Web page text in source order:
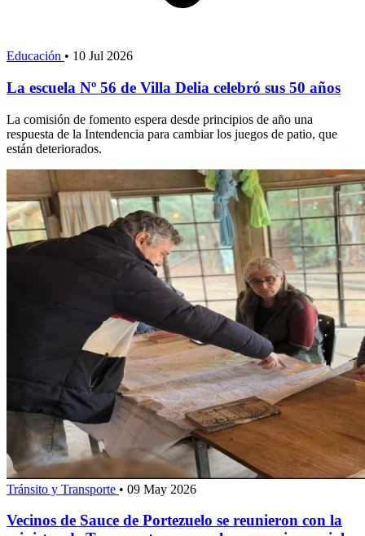
Educación • 10 Jul 2026
La escuela Nº 56 de Villa Delia celebró sus 50 años
La comisión de fomento espera desde principios de año una
respuesta de la Intendencia para cambiar los juegos de patio, que
están deteriorados.
Tránsito y Transporte • 09 May 2026
Vecinos de Sauce de Portezuelo se reunieron con la